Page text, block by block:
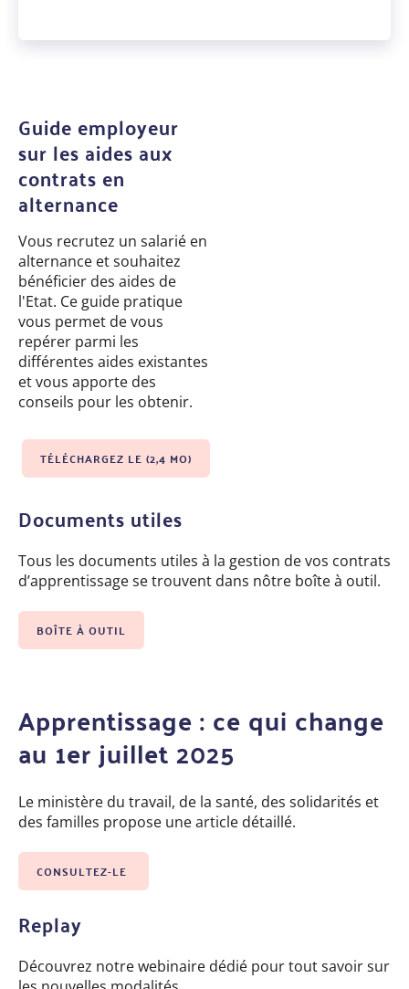
Guide employeur
sur les aides aux
contrats en
alternance
Vous recrutez un salarié en
alternance et souhaitez
bénéficier des aides de
l'Etat. Ce guide pratique
vous permet de vous
repérer parmi les
différentes aides existantes
et vous apporte des
conseils pour les obtenir.
TÉLÉCHARGEZ LE (2,4 MO)
Documents utiles
Tous les documents utiles à la gestion de vos contrats
d’apprentissage se trouvent dans nôtre boîte à outil.
BOÎTE À OUTIL
Apprentissage : ce qui change
au 1er juillet 2025
Le ministère du travail, de la santé, des solidarités et
des familles propose une article détaillé.
CONSULTEZ-LE
Replay
Découvrez notre webinaire dédié pour tout savoir sur